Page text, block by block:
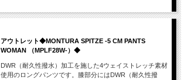
アウトレット◆MONTURA SPITZE -5 CM PANTS
WOMAN （MPLF28W-）◆
DWR（耐久性撥水）加工を施した4ウェイストレッチ素材
使用のロングパンツです。膝部分にはDWR（耐久性撥